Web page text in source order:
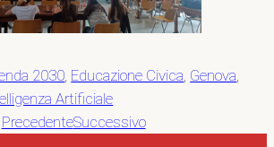
2030 Educazione Civica Genova
Artificiale
PrecedenteSuccessivo